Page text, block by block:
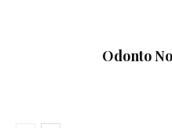
Odonto